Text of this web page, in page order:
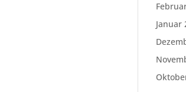
Januar